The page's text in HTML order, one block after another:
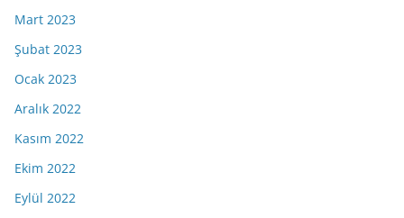
Mart 2023
Şubat 2023
Ocak 2023
Aralık 2022
Kasım 2022
Ekim 2022
Eylül 2022